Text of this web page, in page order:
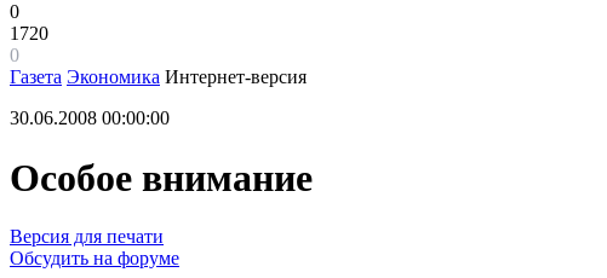
0
1720
0
Газета Экономика Интернет-версия
30.06.2008 00:00:00
Особое внимание
Версия для печати
Обсудить на форуме